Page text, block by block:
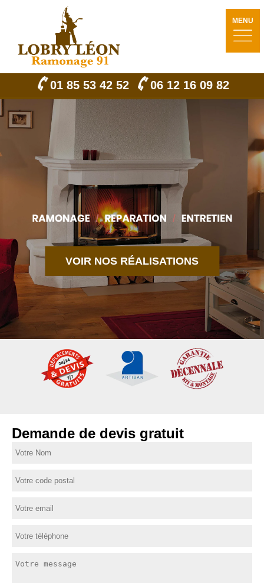
MENU
01 85 53 42 52 06 12 16 09 82
VOIR NOS RÉALISATIONS
Demande de devis gratuit